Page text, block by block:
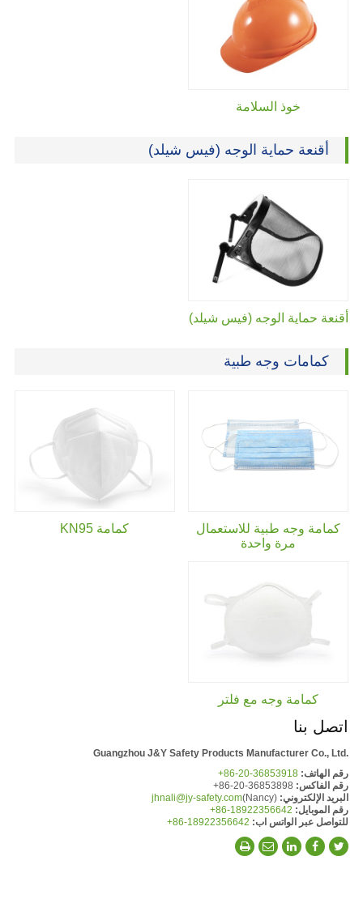
خوذ السلامة
أقنعة حماية الوجه (فيس شيلد)
أقنعة حماية الوجه (فيس شيلد)
كمامات وجه طبية
كمامة وجه طبية للاستعمال
مرة واحدة
كمامة KN95
كمامة وجه مع فلتر
اتصل بنا
Guangzhou J&Y Safety Products Manufacturer Co., Ltd.
رقم الهاتف: +86-20-36853918
رقم الفاكس: +86-20-36853898
البريد الإلكتروني:
jhnali@jy-safety.com(Nancy)
رقم الموبايل: +86-18922356642
للتواصل عبر الواتس اب: +86-18922356642